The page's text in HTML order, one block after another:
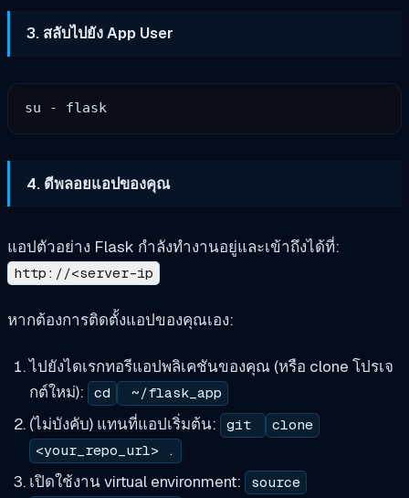
3. สลับไปยัง App User
4. ดีพลอยแอปของคุณ
แอปตัวอย่าง Flask กำลังทำงานอยู่และเข้าถึงได้ที่:
http://<server-ip
หากต้องการติดตั้งแอปของคุณเอง:
ไปยังไดเรกทอรีแอปพลิเคชันของคุณ (หรือ clone โปรเจ
กต์ใหม่): cd ~/flask_app
(ไม่บังคับ) แทนที่แอปเริ่มต้น: git
clone
<your_repo_url> .
เปิดใช้งาน virtual environment:
source